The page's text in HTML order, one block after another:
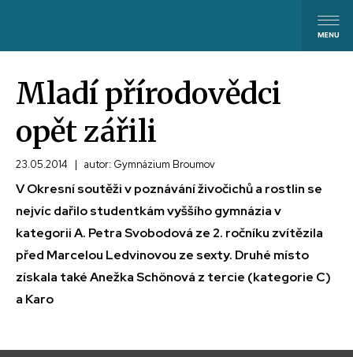
Mladí přírodovědci
opět zářili
23.05.2014 | autor: Gymnázium Broumov
V Okresní soutěži v poznávání živočichů a rostlin se
nejvíc dařilo studentkám vyššího gymnázia v
kategorii A. Petra Svobodová ze 2. ročníku zvítězila
před Marcelou Ledvinovou ze sexty. Druhé místo
získala také Anežka Schönová z tercie (kategorie C)
a Karo